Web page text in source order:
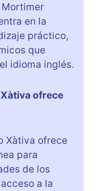
en la
práctico,
que
idioma inglés.
ofrece
Xàtiva ofrece
para
de los
a la